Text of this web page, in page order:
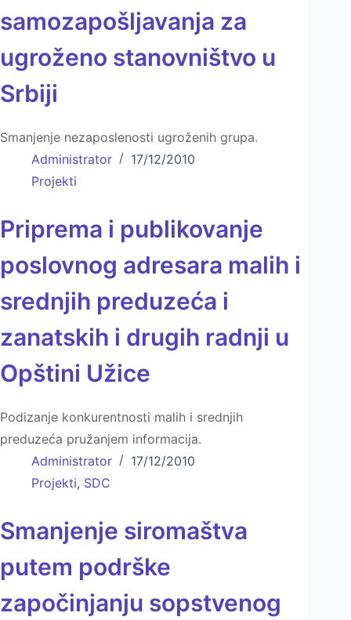
samozapošlјavanja za
ugroženo stanovništvo u
Srbiji
Smanjenje nezaposlenosti ugroženih grupa.
Administrator
17/12/2010
Projekti
Priprema i publikovanje
poslovnog adresara malih i
srednjih preduzeća i
zanatskih i drugih radnji u
Opštini Užice
Podizanje konkurentnosti malih i srednjih
preduzeća pružanjem informacija.
Administrator
17/12/2010
Projekti, SDC
Smanjenje siromaštva
putem podrške
započinjanju sopstvenog